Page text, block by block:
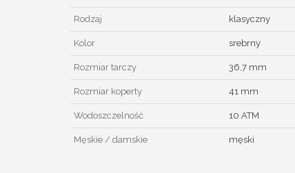
Rodzaj klasyczny
Kolor srebrny
Rozmiar tarczy 36,7 mm
Rozmiar koperty 41 mm
Wodoszczelność 10 ATM
Męskie / damskie męski